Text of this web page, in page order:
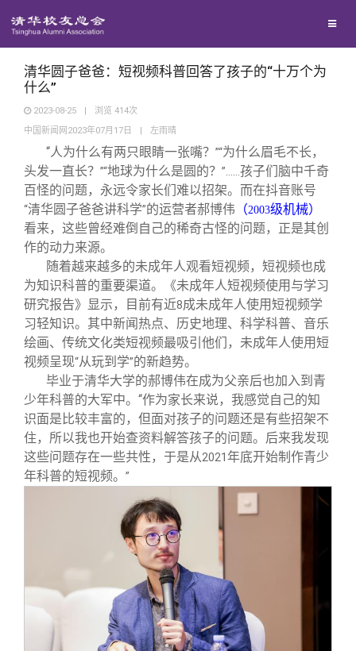
地区联络
年级联络
院系校友工作
专业委员会
兴趣群体
西南联大校友会
回馈母校
捐赠项目
捐赠新闻
捐赠纪事
捐赠方法
义工计划
媒体平台
《清华校友通讯》
《水木清华》
我要订阅
新媒体平台
百年清华
清华人物
清华故事
青春风采
校友文苑
校友讲坛
校友视界
校友服务
终身学习
信息化服务
三创大赛
实用信息
校友总会
总会简介
会长致辞
总会章程
理事会名单
制度法规
联系我们
关闭
清华圆子爸爸：短视频科普回答了孩子的“十万个为
什么”
2023-08-25 | 浏览 414次
中国新闻网2023年07月17日
| 左雨晴
“人为什么有两只眼睛一张嘴？ ”“为什么眉毛不长，
头发一直长？ ”“地球为什么是圆的？ ”…… 孩子们脑中千奇
百怪的问题，永远令家长们难以招架。而在抖音账号
“清华圆子爸爸讲科学”的运营者郝博伟 （2003级机械）
看来，这些曾经难倒自己的稀奇古怪的问题，正是其创
作的动力来源。
随着越来越多的未成年人观看短视频，短视频也成
为知识科普的重要渠道。《未成年人短视频使用与学习
研究报告》显示，目前有近8成未成年人使用短视频学
习轻知识。其中新闻热点、历史地理、科学科普、音乐
绘画、传统文化类短视频最吸引他们，未成年人使用短
视频呈现“从玩到学”的新趋势。
毕业于清华大学的郝博伟在成为父亲后也加入到青
少年科普的大军中。“作为家长来说，我感觉自己的知
识面是比较丰富的，但面对孩子的问题还是有些招架不
住，所以我也开始查资料解答孩子的问题。后来我发现
这些问题存在一些共性，于是从2021 年底开始制作青少
年科普的短视频。 ”